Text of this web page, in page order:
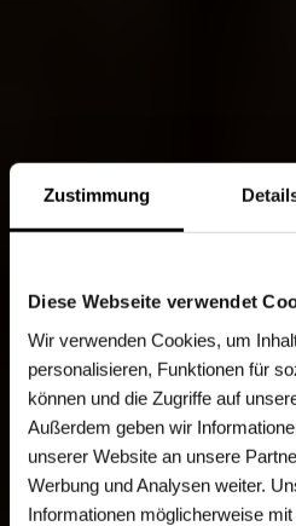
Zustimmung
Diese Webseite verwendet
Wir verwenden Cookies, um
personalisieren, Funktionen für
können und die Zugriffe auf
Außerdem geben wir
unserer Website an unsere
Werbung und Analysen weiter.
Informationen möglicherweise